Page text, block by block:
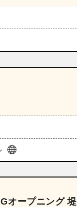
オープニング 堤